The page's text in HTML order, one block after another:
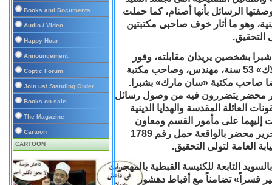
Books and Documents
Audio / Video
Happy Hour
Announcement
Coptic Forum
Join us/ Standing Order
Books on sale
The Magazine
Cartoon
CARTOON
الرسائل بأنها أصنام، كما حملت
وهو ما أثار خوف صاحبى مكتبتين
التحقيق.
بشخصين يريدان مقابلته، وفور
سماحه لهما بالدخول تبين أنهما كل من «إبرام أديب عبدالملاك» 53 سنة، مهندس، وصاحب مكتبة
صاحب مكتبة «سان مارك» بشبرا.
محضر يتضررون فيه من وصول رسائل
العائلة المقدسة والهدايا الدينية
إليهما على مأمور القسم ومعاون
المباحث اللذين اطلعا عليها وتأكدا من صحة روايتهما، وتم تحرير محضر بالواقعة حمل رقم 1789
العامة لتولى التحقيق.
التابعة للكنيسة القبطية بالمهجر
قسراً» تضامناً مع أقباط دهشور